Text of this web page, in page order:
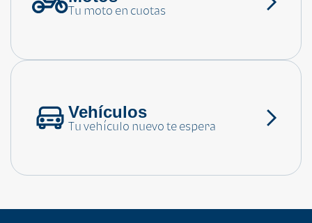
Tu moto en cuotas
Vehículos
Tu vehículo nuevo te espera